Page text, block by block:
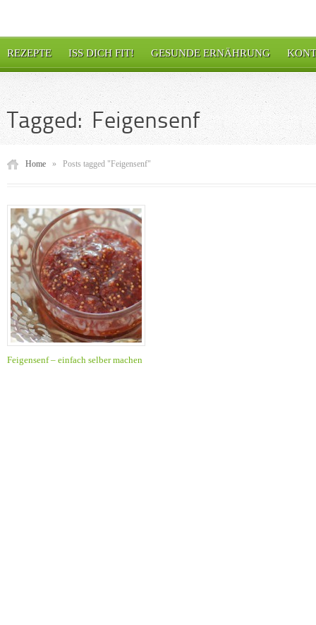
REZEPTE ISS DICH FIT! GESUNDE ERNÄHRUNG
Tagged: Feigensenf
Home » Posts tagged "Feigensenf"
Feigensenf – einfach selber machen